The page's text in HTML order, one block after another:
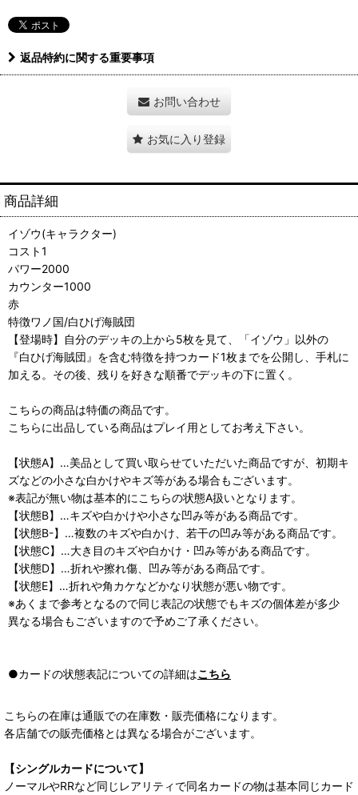
返品特約に関する重要事項
お問い合わせ
お気に入り登録
商品詳細
イゾウ(キャラクター)
コスト1
パワー2000
カウンター1000
赤
特徴ワノ国/白ひげ海賊団
【登場時】自分のデッキの上から5枚を見て、「イゾウ」以外の
『白ひげ海賊団』を含む特徴を持つカード1枚までを公開し、手札に
加える。その後、残りを好きな順番でデッキの下に置く。
こちらの商品は特価の商品です。
こちらに出品している商品はプレイ用としてお考え下さい。
【状態A】…美品として買い取らせていただいた商品ですが、初期キ
ズなどの小さな白かけやキズ等がある場合もございます。
※表記が無い物は基本的にこちらの状態A扱いとなります。
【状態B】…キズや白かけや小さな凹み等がある商品です。
【状態B-】…複数のキズや白かけ、若干の凹み等がある商品です。
【状態C】…大き目のキズや白かけ・凹み等がある商品です。
【状態D】…折れや擦れ傷、凹み等がある商品です。
【状態E】…折れや角カケなどかなり状態が悪い物です。
※あくまで参考となるので同じ表記の状態でもキズの個体差が多少
異なる場合もございますので予めご了承ください。
●カードの状態表記についての詳細はこちら
こちらの在庫は通販での在庫数・販売価格になります。
各店舗での販売価格とは異なる場合がございます。
【シングルカードについて】
ノーマルやRRなど同じレアリティで同名カードの物は基本同じカード